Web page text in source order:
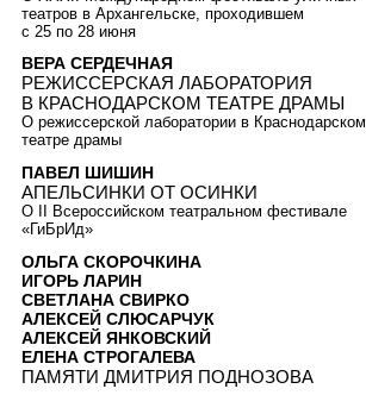
театров в Архангельске, проходившем
с 25 по 28 июня
ВЕРА СЕРДЕЧНАЯ
РЕЖИССЕРСКАЯ ЛАБОРАТОРИЯ
В КРАСНОДАРСКОМ ТЕАТРЕ ДРАМЫ
О режиссерской лаборатории в Краснодарском
театре драмы
ПАВЕЛ ШИШИН
АПЕЛЬСИНКИ ОТ ОСИНКИ
О II Всероссийском театральном фестивале
«ГиБрИд»
ОЛЬГА СКОРОЧКИНА
ИГОРЬ ЛАРИН
СВЕТЛАНА СВИРКО
АЛЕКСЕЙ СЛЮСАРЧУК
АЛЕКСЕЙ ЯНКОВСКИЙ
ЕЛЕНА СТРОГАЛЕВА
ПАМЯТИ ДМИТРИЯ ПОДНОЗОВА